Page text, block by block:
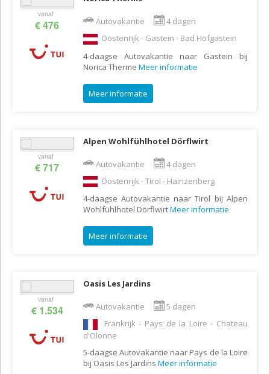
vanaf
€ 476 Autovakantie
4 dagen
Oostenrijk - Gastein - Bad Hofgastein
4-daagse Autovakantie naar Gastein bij
Norica Therme Meer informatie
Meer informatie
vanaf
€ 717
Alpen Wohlfühlhotel Dörflwirt
Autovakantie
4 dagen
Oostenrijk - Tirol - Hainzenberg
4-daagse Autovakantie naar Tirol bij Alpen
Wohlfühlhotel DörflwirtMeer informatie
Meer informatie
vanaf
€ 1.534
Oasis Les Jardins
Autovakantie
5 dagen
Frankrijk - Pays de la Loire - Chateau
d'Olonne
5-daagse Autovakantie naar Pays de la Loire
bij Oasis Les Jardins Meer informatie